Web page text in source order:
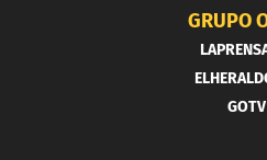
GRUPO
GOTV